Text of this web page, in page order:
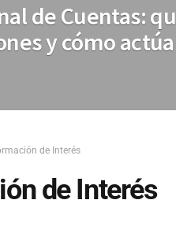
de Cuentas:
y cómo actúa
de Interés
de Interés